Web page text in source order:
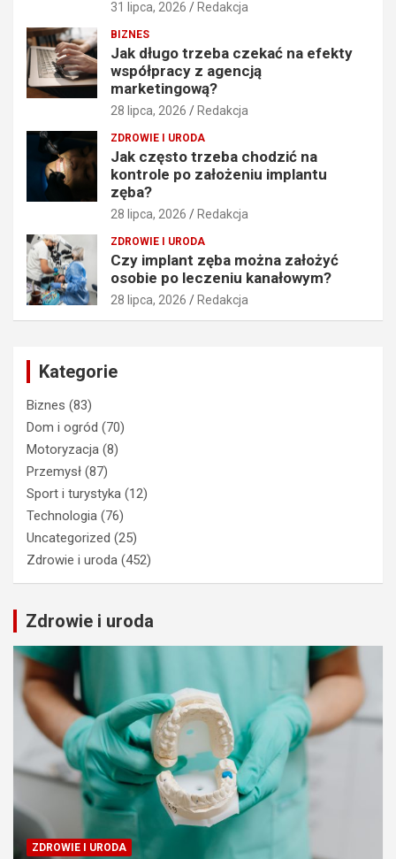
31 lipca, 2026 Redakcja
BIZNES
Jak długo trzeba czekać na efekty
współpracy z agencją
marketingową?
28 lipca, 2026 Redakcja
ZDROWIE I URODA
Jak często trzeba chodzić na
kontrole po założeniu implantu
zęba?
28 lipca, 2026 Redakcja
ZDROWIE I URODA
Czy implant zęba można założyć
osobie po leczeniu kanałowym?
28 lipca, 2026 Redakcja
Kategorie
Biznes (83)
Dom i ogród (70)
Motoryzacja (8)
Przemysł (87)
Sport i turystyka (12)
Technologia (76)
Uncategorized (25)
Zdrowie i uroda (452)
Zdrowie i uroda
ZDROWIE I URODA